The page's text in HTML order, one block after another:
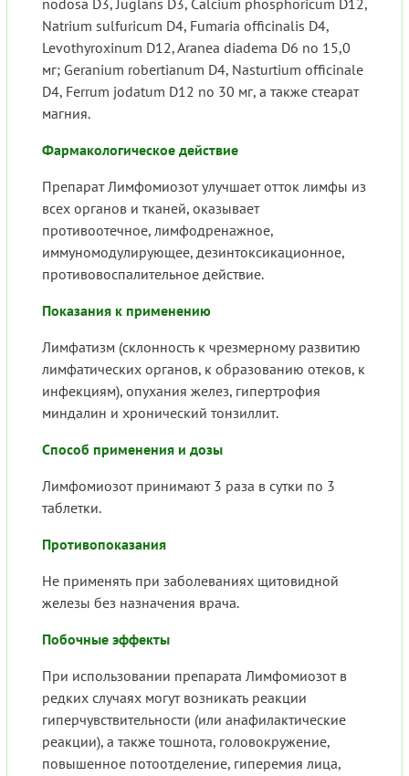
nodosa D3, Juglans D3, Calcium phosphoricum D12,
Natrium sulfuricum D4, Fumaria officinalis D4,
Levothyroxinum D12, Aranea diadema D6 no 15,0
мг; Geranium robertianum D4, Nasturtium officinale
D4, Ferrum jodatum D12 no 30 мг, а также стеарат
магния.
Фармакологическое действие
Препарат Лимфомиозот улучшает отток лимфы из
всех органов и тканей, оказывает
противоотечное, лимфодренажное,
иммуномодулирующее, дезинтоксикационное,
противовоспалительное действие.
Показания к применению
Лимфатизм (склонность к чрезмерному развитию
лимфатических органов, к образованию отеков, к
инфекциям), опухания желез, гипертрофия
миндалин и хронический тонзиллит.
Способ применения и дозы
Лимфомиозот принимают 3 раза в сутки по 3
таблетки.
Противопоказания
Не применять при заболеваниях щитовидной
железы без назначения врача.
Побочные эффекты
При использовании препарата Лимфомиозот в
редких случаях могут возникать реакции
гиперчувствительности (или анафилактические
реакции), а также тошнота, головокружение,
повышенное потоотделение, гиперемия лица,